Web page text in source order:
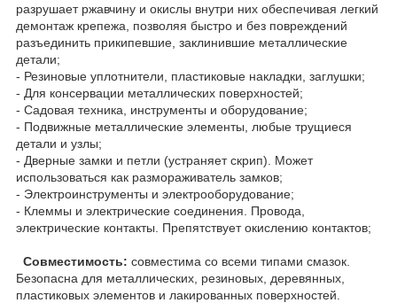
разрушает ржавчину и окислы внутри них обеспечивая легкий
демонтаж крепежа, позволяя быстро и без повреждений
разъединить прикипевшие, заклинившие металлические
детали;
- Резиновые уплотнители, пластиковые накладки, заглушки;
- Для консервации металлических поверхностей;
- Садовая техника, инструменты и оборудование;
- Подвижные металлические элементы, любые трущиеся
детали и узлы;
- Дверные замки и петли (устраняет скрип). Может
использоваться как размораживатель замков;
- Электроинструменты и электрооборудование;
- Клеммы и электрические соединения. Провода,
электрические контакты. Препятствует окислению контактов;
Совместимость: совместима со всеми типами смазок.
Безопасна для металлических, резиновых, деревянных,
пластиковых элементов и лакированных поверхностей.